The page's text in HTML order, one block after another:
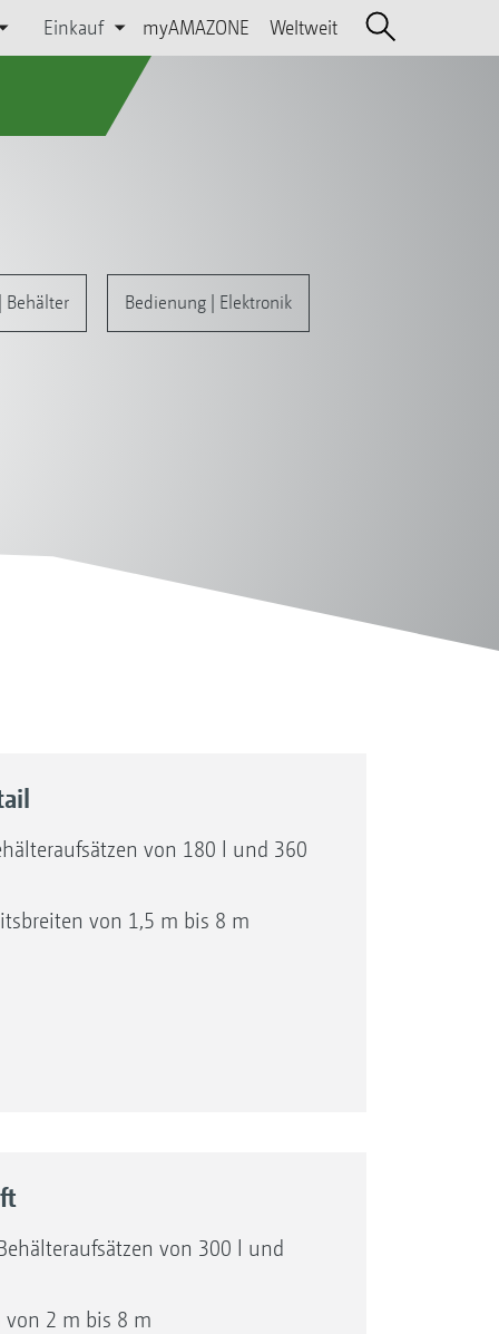
Einkauf myAMAZONE Weltweit
Behälter Bedienung | Elektronik
von 180 l und 360
von 1,5 m bis 8 m
von 300 l und
von 2 m bis 8 m